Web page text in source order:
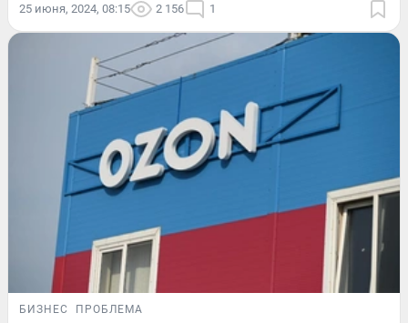
25 июня, 2024, 08:15 2 156 1
БИЗНЕС ПРОБЛЕМА